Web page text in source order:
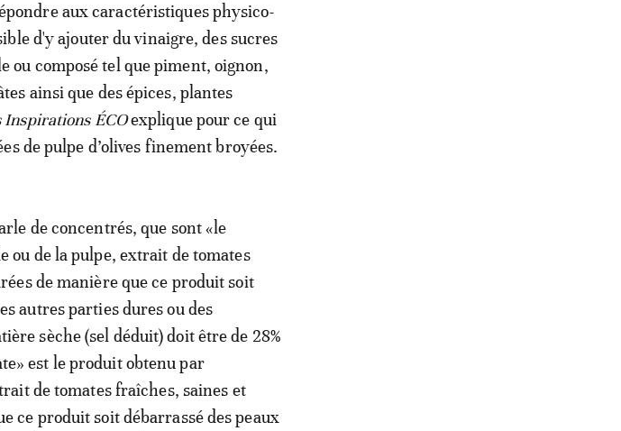
aux caractéristiques physico-
d'y ajouter du vinaigre, des sucres
ou composé tel que piment, oignon,
ainsi que des épices, plantes
Inspirations ÉCOexplique pour ce qui
de pulpe d’olives finement broyées.
de concentrés, que sont «le
de la pulpe, extrait de tomates
de manière que ce produit soit
autres parties dures ou des
sèche (sel déduit) doit être de 28%
est le produit obtenu par
de tomates fraîches, saines et
ce produit soit débarrassé des peaux